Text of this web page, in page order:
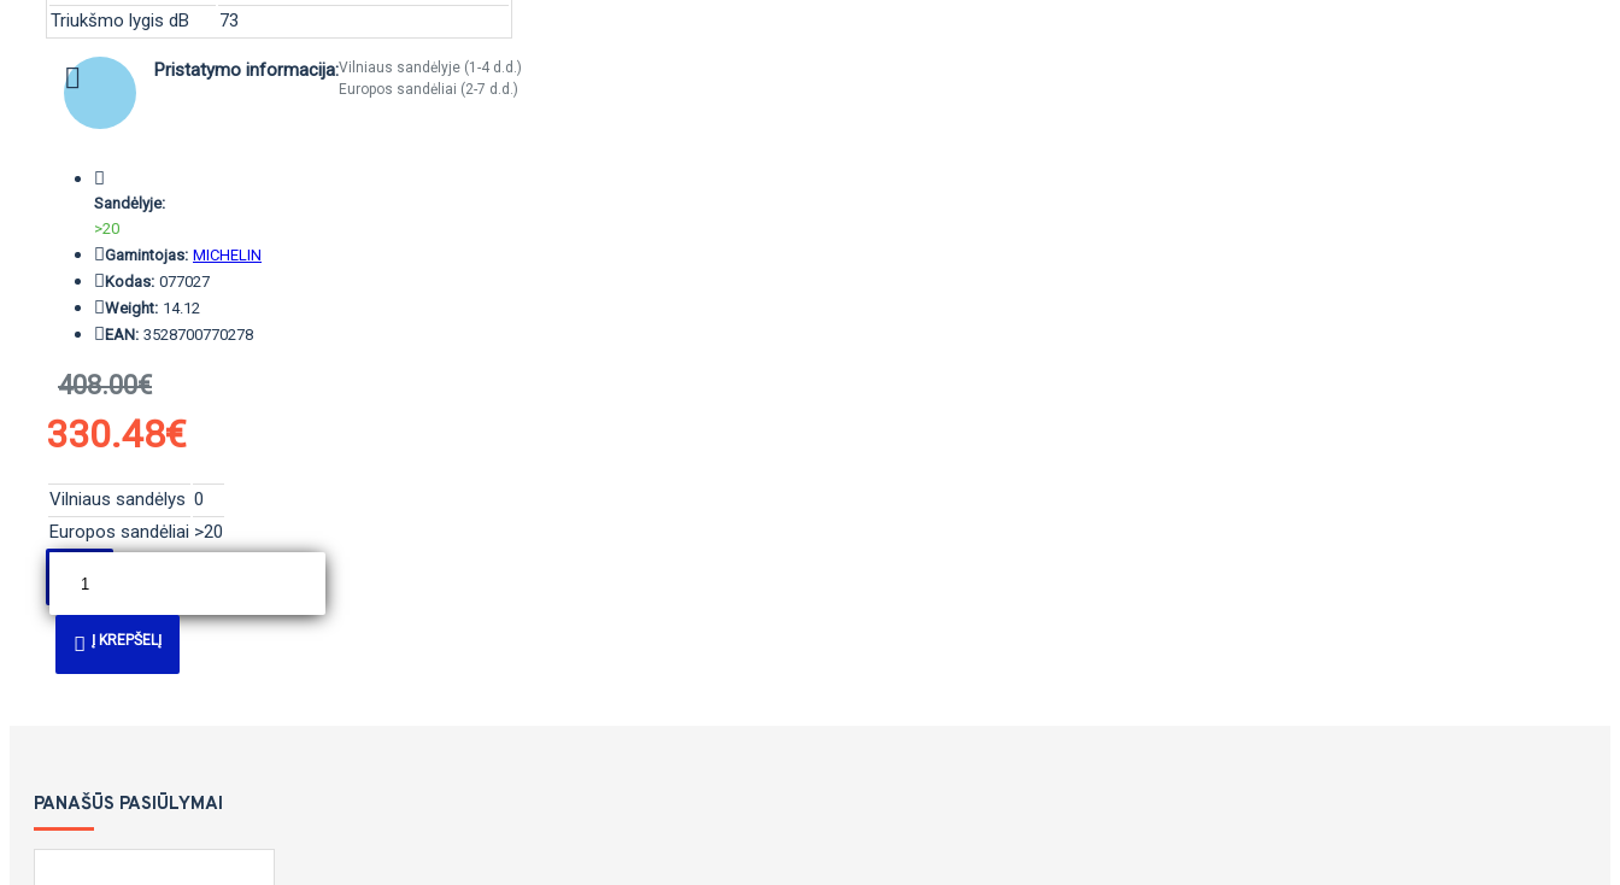
Triukšmo lygis dB
73
Pristatymo informacija:Vilniaus sandėlyje (1-4 d.d.)
Europos sandėliai (2-7 d.d.)
Sandėlyje:
>20
Gamintojas: MICHELIN
Kodas: 077027
Weight: 14.12
EAN: 3528700770278
408.00€
330.48€
Vilniaus sandėlys 0
Europos sandėliai >20
Į KREPŠELĮ
PANAŠŪS PASIŪLYMAI